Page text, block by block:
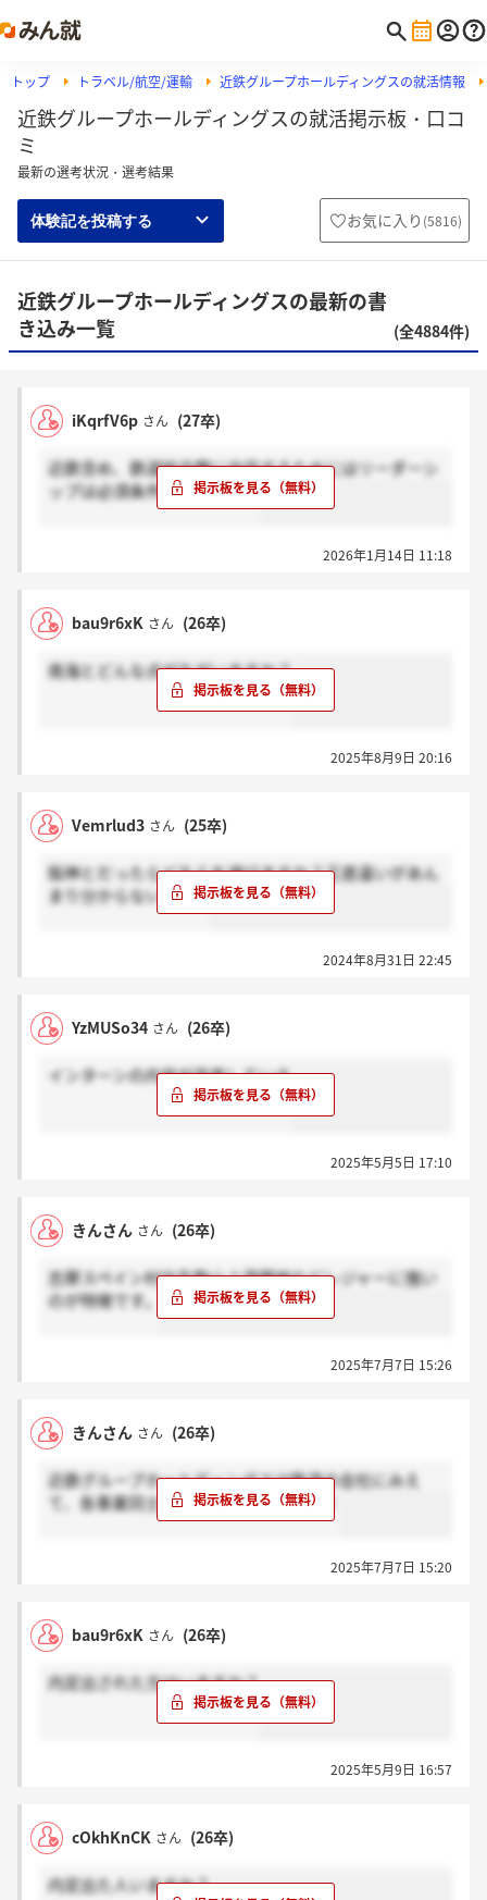
トップ トラベル/航空/運輸 近鉄グループホールディングスの就活情報
近鉄グループホールディングスの就活掲示板・口コ
ミ
最新の選考状況・選考結果
体験記を投稿する お気に入り (5816)
近鉄グループホールディングスの最新の書
き込み一覧
(全4884件)
iKqrfV6p さん (27卒)
近鉄含め、鉄道総合職に内定するためにはリーダーシ
ップは必須条件でしょうか？
2026年1月14日 11:18
bau9r6xK さん (26卒)
南海とどんな点がちがいますか？
2025年8月9日 20:16
Vemrlud3 さん (25卒)
阪神とだったらどちらを選びますか？正直違いがあん
まり分からないです。
2024年8月31日 22:45
YzMUSo34 さん (26卒)
インターンの内容が充実している
2025年5月5日 17:10
きんさん さん (26卒)
志摩スペイン村や生駒山上遊園地などレジャーに強い
のが特徴です。
2025年7月7日 15:26
きんさん さん (26卒)
近鉄グループホールディングスは鉄道の会社にみえ
て、各事業同士の掛け合わせがすごい！
2025年7月7日 15:20
bau9r6xK さん (26卒)
内定出された方はいますか？
2025年5月9日 16:57
cOkhKnCK さん (26卒)
内定出た人いますか？